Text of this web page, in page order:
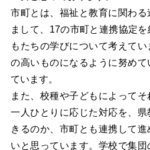
市町とは、福祉と教育に関わる
まして、17の市町と連携協定
もたちの学びについて考えて
の高いものになるように努め
ています。
また、校種や子どもによってそ
一人ひとりに応じた対応を、
きるのか、市町とも連携して
いと思っています。学校で集